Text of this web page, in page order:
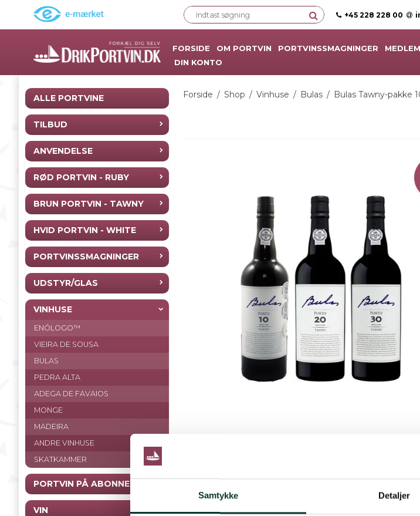
Samtykke Detaljer
+45 228 228 00
FORSIDE OM PORTVIN PORTVINSSMAGNINGER MEDLEM
DIN KONTO
ALLE PORTVINE
TILBUD
ANVENDELSE
RØD PORTVIN - RUBY
BRUN PORTVIN - TAWNY
HVID PORTVIN - WHITE
PORTVINSSMAGNINGER
UDSTYR/GLAS
VINHUSE
ENÓLOGO™
VIEIRA DE SOUSA
BULAS
PEDRA ALTA
ADEGA DE FAVAIOS
MONGE
MADEIRA
ANDRE VINHUSE
SKATKAMMER
PORTVIN PÅ ABONNEMENT
VIN
Forside / Shop / Vinhuse / Bulas / Bulas Tawny-pakke